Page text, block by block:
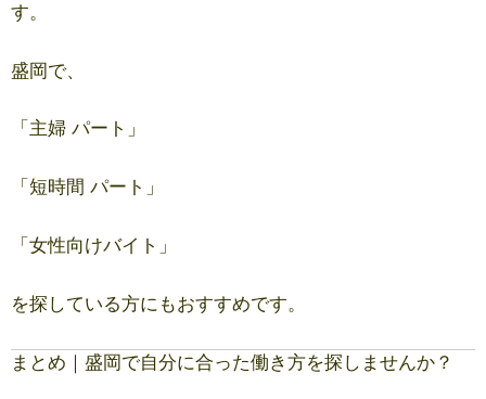
す。
盛岡で、
「主婦 パート」
「短時間 パート」
「女性向けバイト」
を探している方にもおすすめです。
まとめ｜盛岡で自分に合った働き方を探しませんか？